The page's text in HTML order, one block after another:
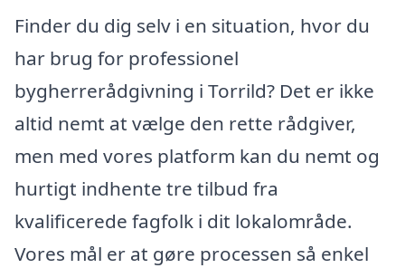
Finder du dig selv i en situation, hvor du
har brug for professionel
bygherrerådgivning i Torrild? Det er ikke
altid nemt at vælge den rette rådgiver,
men med vores platform kan du nemt og
hurtigt indhente tre tilbud fra
kvalificerede fagfolk i dit lokalområde.
Vores mål er at gøre processen så enkel